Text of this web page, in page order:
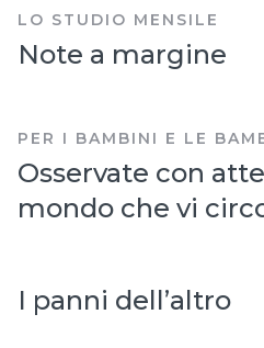
LO STUDIO MENSILE
Note a margine
PER I BAMBINI E LE
Osservate con
mondo che vi
I panni dell’altro